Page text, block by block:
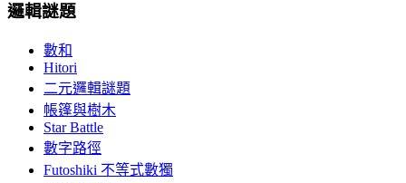
邏輯謎題
數和
Hitori
二元邏輯謎題
帳篷與樹木
Star Battle
數字路徑
Futoshiki 不等式數獨